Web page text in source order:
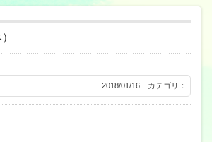
2018/01/16 カテゴリ：